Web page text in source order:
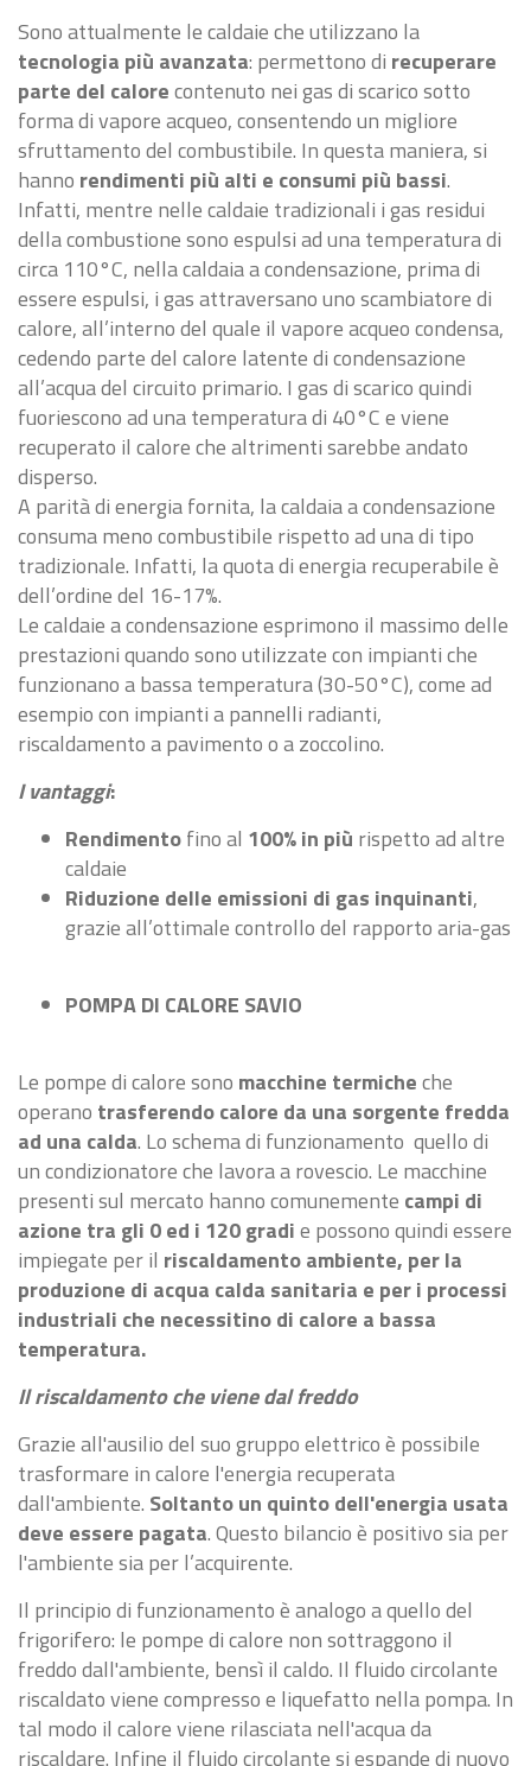
Sono attualmente le caldaie che utilizzano la
tecnologia più avanzata: permettono di recuperare
parte del calorecontenuto nei gas di scarico sotto
forma di vapore acqueo, consentendo un migliore
sfruttamento del combustibile. In questa maniera, si
hanno rendimenti più alti e consumi più bassi.
Infatti, mentre nelle caldaie tradizionali i gas residui
della combustione sono espulsi ad una temperatura di
circa 110°C, nella caldaia a condensazione, prima di
essere espulsi, i gas attraversano uno scambiatore di
calore, all’interno del quale il vapore acqueo condensa,
cedendo parte del calore latente di condensazione
all’acqua del circuito primario. I gas di scarico quindi
fuoriescono ad una temperatura di 40°C e viene
recuperato il calore che altrimenti sarebbe andato
disperso.
A parità di energia fornita, la caldaia a condensazione
consuma meno combustibile rispetto ad una di tipo
tradizionale. Infatti, la quota di energia recuperabile è
dell’ordine del 16-17%.
Le caldaie a condensazione esprimono il massimo delle
prestazioni quando sono utilizzate con impianti che
funzionano a bassa temperatura (30-50°C), come ad
esempio con impianti a pannelli radianti,
riscaldamento a pavimento o a zoccolino.
I vantaggi:
Rendimentofino al 100% in più rispetto ad altre
caldaie
Riduzione delle emissioni di gas inquinanti,
grazie all’ottimale controllo del rapporto aria-gas
POMPA DI CALORE SAVIO
Le pompe di calore sono macchine termicheche
operano trasferendo calore da una sorgente fredda
ad una calda. Lo schema di funzionamento  quello di
un condizionatore che lavora a rovescio. Le macchine
presenti sul mercato hanno comunemente campi di
azione tra gli 0 ed i 120 gradie possono quindi essere
impiegate per il riscaldamento ambiente, per la
produzione di acqua calda sanitaria e per i processi
industriali che necessitino di calore a bassa
temperatura.
Il riscaldamento che viene dal freddo
Grazie all'ausilio del suo gruppo elettrico è possibile
trasformare in calore l'energia recuperata
dall'ambiente. Soltanto un quinto dell'energia usata
deve essere pagata. Questo bilancio è positivo sia per
l'ambiente sia per l’acquirente.
Il principio di funzionamento è analogo a quello del
frigorifero: le pompe di calore non sottraggono il
freddo dall'ambiente, bensì il caldo. Il fluido circolante
riscaldato viene compresso e liquefatto nella pompa. In
tal modo il calore viene rilasciata nell'acqua da
riscaldare. Infine il fluido circolante si espande di nuovo